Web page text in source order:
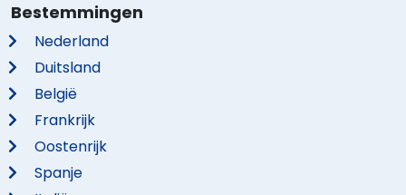
Bestemmingen
Nederland
Duitsland
België
Frankrijk
Oostenrijk
Spanje